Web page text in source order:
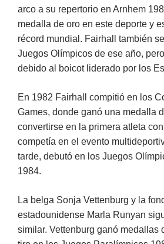
arco a su repertorio en Arnhem
medalla de oro en este deporte y
récord mundial. Fairhall también
Juegos Olímpicos de ese año,
debido al boicot liderado por los
En 1982 Fairhall compitió en los
Games, donde ganó una medalla
convertirse en la primera atleta
competía en el evento
tarde, debutó en los Juegos
1984.
La belga Sonja Vettenburg y la
estadounidense Marla Runyan
similar. Vettenburg ganó medallas